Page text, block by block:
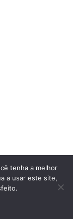
tenha a melhor
a usar este site,